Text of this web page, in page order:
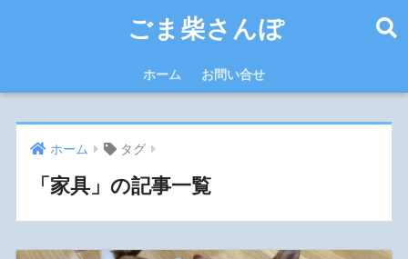
ごま柴さんぽ
ホーム お問い合せ
ホーム タグ
「家具」の記事一覧